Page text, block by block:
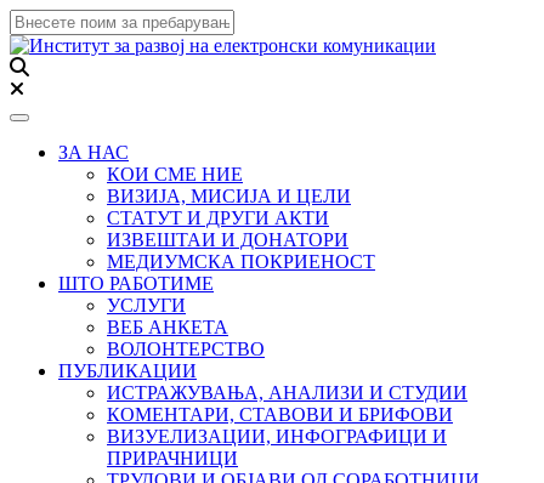
Toggle navigation
ЗА НАС
КОИ СМЕ НИЕ
ВИЗИЈА, МИСИЈА И ЦЕЛИ
СТАТУТ И ДРУГИ АКТИ
ИЗВЕШТАИ И ДОНАТОРИ
МЕДИУМСКА ПОКРИЕНОСТ
ШТО РАБОТИМЕ
УСЛУГИ
ВЕБ АНКЕТА
ВОЛОНТЕРСТВО
ПУБЛИКАЦИИ
ИСТРАЖУВАЊА, АНАЛИЗИ И СТУДИИ
КОМЕНТАРИ, СТАВОВИ И БРИФОВИ
ВИЗУЕЛИЗАЦИИ, ИНФОГРАФИЦИ И
ПРИРАЧНИЦИ